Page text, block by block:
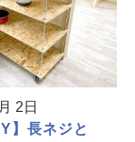
2日
】長ネジと